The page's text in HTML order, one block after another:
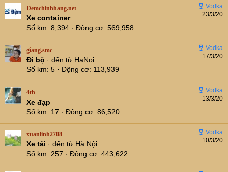
23/3/20
Demchinhhang.net
Xe container
Số km 8,394 Động cơ 569,958
17/3/20
giang.smc
Đi bộ · đến từ HaNoi
Số km 5 Động cơ 113,939
13/3/20
4th
Xe đạp
Số km
17 Động cơ 86,520
10/3/20
xuanlinh2708
Xe tải · đến từ Hà Nội
Số km 257 Động cơ 443,622